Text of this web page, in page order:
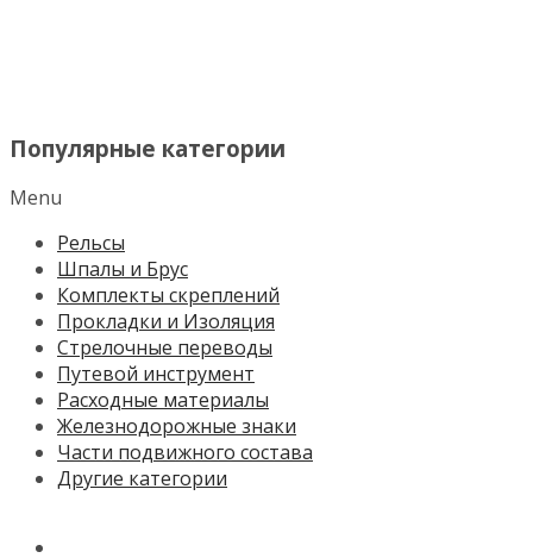
Популярные категории
Menu
Рельсы
Шпалы и Брус
Комплекты скреплений
Прокладки и Изоляция
Стрелочные переводы
Путевой инструмент
Расходные материалы
Железнодорожные знаки
Части подвижного состава
Другие категории